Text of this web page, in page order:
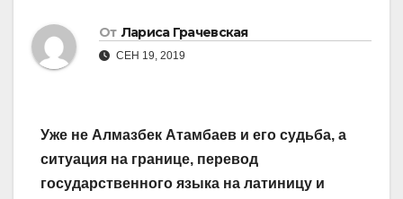
От Лариса Грачевская
СЕН 19, 2019
Уже не Алмазбек Атамбаев и его судьба, а
ситуация на границе, перевод
государственного языка на латиницу и